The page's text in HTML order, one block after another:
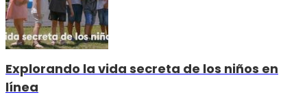
Explorando la vida secreta de los niños en
línea